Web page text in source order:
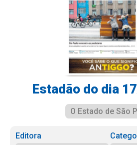
Estadão do dia
O Estado de São
Editora